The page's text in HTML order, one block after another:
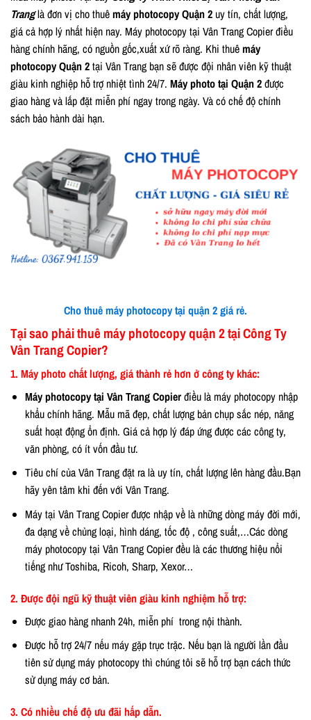
Tranglà đơn vị cho thuêmáy photocopy Quận 2 uy tín, chất lượng,
giá cả hợp lý nhất hiện nay. Máy photocopy tại Vân Trang Copier điều
hàng chính hãng, có nguồn gốc,xuất xứ rõ ràng. Khi thuêmáy
photocopy Quận 2tại Vân Trang bạn sẽ được đội nhân viên kỹ thuật
giàu kinh nghiệp hỗ trợ nhiệt tình 24/7. Máy photo tại Quận 2được
giao hàng và lắp đặt miễn phí ngay trong ngày. Và có chế độ chính
sách bảo hành dài hạn.
Cho thuê máy photocopy tại quận 2 giá rẻ.
Tại sao phải thuê máy photocopy quận 2 tại Công Ty
Vân TrangCopier?
1. Máy photo chất lượng, giá thành rẻ hơn ở công ty khác:
Máy photocopy tại Vân Trang Copierđiều là máy photocopy nhập
khẩu chính hãng. Mẫu mã đẹp, chất lượng bản chụp sắc nép, năng
suất hoạt động ổn định. Giá cả hợp lý đáp ứng được các công ty,
văn phòng, có ít vốn đầu tư.
Tiêu chí của Vân Trang đặt ra là uy tín, chất lượng lên hàng đầu.Bạn
hãy yên tâm khi đến với Vân Trang.
Máy tại Vân Trang Copier được nhập về là những dòng máy đời mới,
đa dạng về chủng loại, hình dáng, tốc độ , công suất,…Các dòng
máy photocopy tại Vân Trang Copier đều là các thương hiệu nổi
tiếng như Toshiba, Ricoh, Sharp, Xexor…
2. Được đội ngũ kỹ thuật viên giàu kinh nghiệm hỗ trợ:
Được giao hàng nhanh 24h, miễn phí trong nội thành.
Được hỗ trợ 24/7 nếu máy gặp trục trặc. Nếu bạn là người lần đầu
tiên sử dụng máy photocopy thì chúng tôi sẽ hỗ trợ bạn cách thức
sử dụng máy cơ bản.
3. Có nhiều chế độ ưu đãi hấp dẫn.